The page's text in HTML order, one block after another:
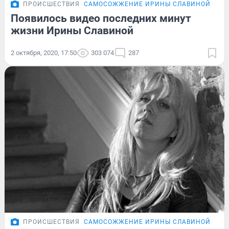
ПРОИСШЕСТВИЯ САМОСОЖЖЕНИЕ ИРИНЫ СЛАВИНОЙ
Появилось видео последних минут
жизни Ирины Славиной
2 октября, 2020, 17:50 303 074 287
ПРОИСШЕСТВИЯ САМОСОЖЖЕНИЕ ИРИНЫ СЛАВИНОЙ